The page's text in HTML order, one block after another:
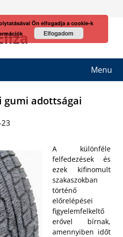
Menu
gumi adottságai
A különféle
felfedezések és
ezek kifinomult
szakaszokban
történő
előrelépései
figyelemfelkeltő
erővel bírnak,
amennyiben időt
Ön elfogadja a cookie-k
Elfogadom